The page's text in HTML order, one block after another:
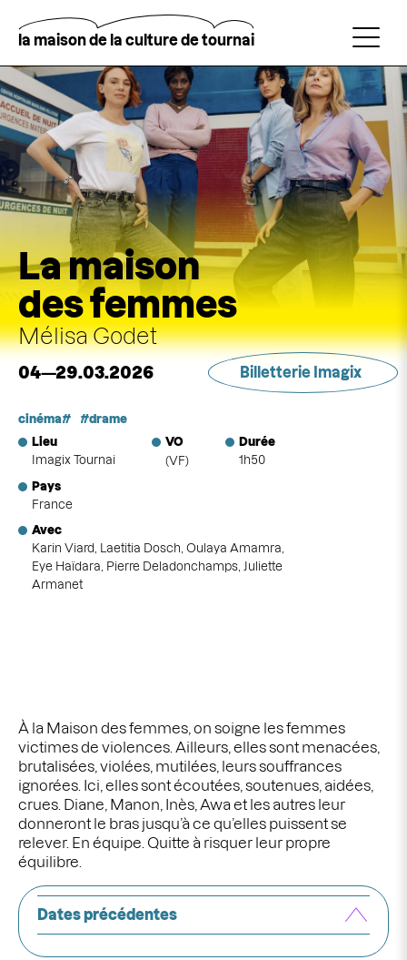
contenu
principal
la maison de la culture de tournai
Rechercher
La maison
des femmes
Mélisa Godet
04—29.03.2026 Billetterie Imagix
cinéma
drame
Lieu
Imagix Tournai
VO
(VF)
Durée
1h50
Pays
France
Avec
Karin Viard, Laetitia Dosch, Oulaya Amamra,
Eye Haïdara, Pierre Deladonchamps, Juliette
Armanet
À la Maison des femmes, on soigne les femmes
victimes de violences. Ailleurs, elles sont menacées,
brutalisées, violées, mutilées, leurs souffrances
ignorées. Ici, elles sont écoutées, soutenues, aidées,
crues. Diane, Manon, Inès, Awa et les autres leur
donneront le bras jusqu’à ce qu’elles puissent se
relever. En équipe. Quitte à risquer leur propre
équilibre.
Dates précédentes